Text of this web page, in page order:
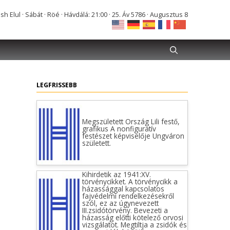
Elul · Sábát · Röé · Hávdálá: 21:00 · 25. Áv 5786 · Augusztus 8
LEGFRISSEBB
Megszületett Ország Lili festő,
grafikus A nonfiguratív
festészet képviselője Ungváron
született.
Kihirdetik az 1941:XV.
törvénycikket. A törvénycikk a
házassággal kapcsolatos
fajvédelmi rendelkezésekről
szól, ez az úgynevezett
III.zsidótörvény. Bevezeti a
házasság előtti kötelező orvosi
vizsgálatot. Megtiltja a zsidók és